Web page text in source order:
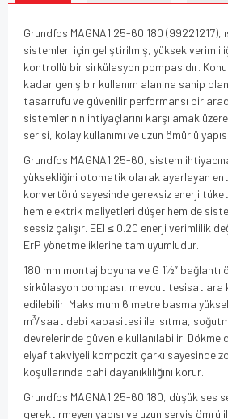
Grundfos MAGNA1 25-60 180 (99221217),
sistemleri için geliştirilmiş, yüksek
kontrollü bir sirkülasyon pompasıdır.
kadar geniş bir kullanım alanına sahip
tasarrufu ve güvenilir performansı bir
sistemlerinin ihtiyaçlarını karşılamak
serisi, kolay kullanımı ve uzun ömürlü
Grundfos MAGNA1 25-60, sistem
yüksekliğini otomatik olarak ayarlayan
konvertörü sayesinde gereksiz enerji
hem elektrik maliyetleri düşer hem de
sessiz çalışır. EEI ≤ 0.20 enerji verimlilik
ErP yönetmeliklerine tam uyumludur.
180 mm montaj boyuna ve G 1½” bağlantı
sirkülasyon pompası, mevcut tesisatlara
edilebilir. Maksimum 6 metre basma
m³/saat debi kapasitesi ile ısıtma,
devrelerinde güvenle kullanılabilir. Dökme
elyaf takviyeli kompozit çarkı sayesinde
koşullarında dahi dayanıklılığını korur.
Grundfos MAGNA1 25-60 180, düşük ses
gerektirmeyen yapısı ve uzun servis ömrü